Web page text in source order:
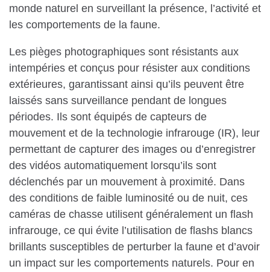
monde naturel en surveillant la présence, l’activité et
les comportements de la faune.
Les pièges photographiques sont résistants aux
intempéries et conçus pour résister aux conditions
extérieures, garantissant ainsi qu’ils peuvent être
laissés sans surveillance pendant de longues
périodes. Ils sont équipés de capteurs de
mouvement et de la technologie infrarouge (IR), leur
permettant de capturer des images ou d’enregistrer
des vidéos automatiquement lorsqu’ils sont
déclenchés par un mouvement à proximité. Dans
des conditions de faible luminosité ou de nuit, ces
caméras de chasse utilisent généralement un flash
infrarouge, ce qui évite l’utilisation de flashs blancs
brillants susceptibles de perturber la faune et d’avoir
un impact sur les comportements naturels. Pour en